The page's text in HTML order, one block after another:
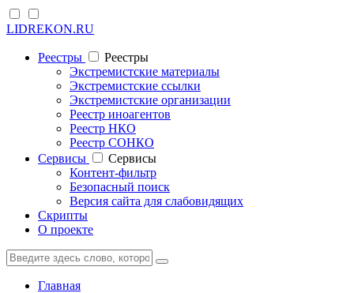
LIDREKON.RU
Реестры
Реестры
Экстремистские материалы
Экстремистские ссылки
Экстремистские организации
Реестр иноагентов
Реестр НКО
Реестр СОНКО
Cервисы
Cервисы
Контент-фильтр
Безопасный поиск
Версия сайта для слабовидящих
Скрипты
О проекте
Главная